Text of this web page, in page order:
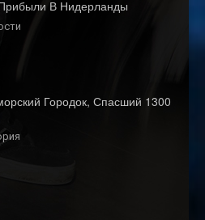
В Нидерланды
Городок, Спасший 1300